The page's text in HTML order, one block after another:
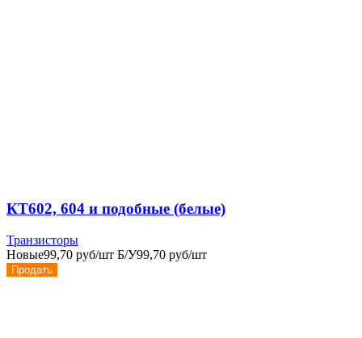
КТ602, 604 и подобные (белые)
Транзисторы
Новые99,70 руб/шт Б/У99,70 руб/шт
Продать